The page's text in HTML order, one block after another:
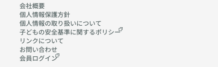
会社概要
個人情報保護方針
個人情報の取り扱いについて
子どもの安全基準に関するポリシー
リンクについて
お問い合わせ
会員ログイン